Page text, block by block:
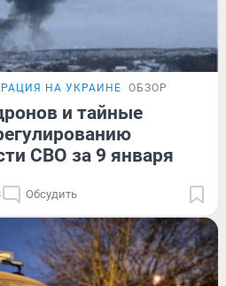
НА УКРАИНЕ ОБЗОР
и тайные
СВО за 9 января
Обсудить